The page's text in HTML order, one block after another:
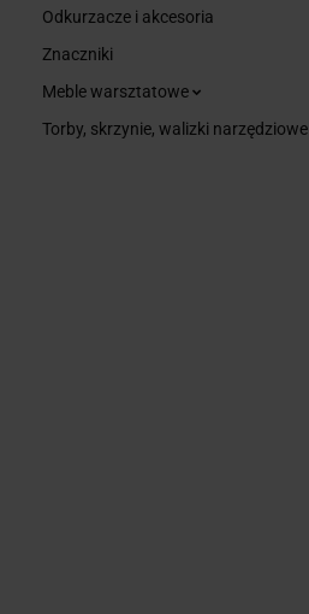
Odkurzacze i akcesoria
Znaczniki
Meble warsztatowe
Torby, skrzynie, walizki narzędziowe